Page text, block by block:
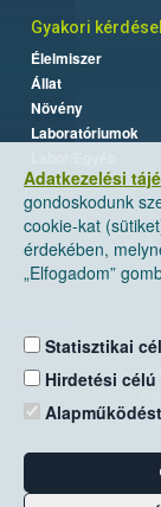
Adatkezelési
gondoskodunk
cookie-kat
érdekében,
„Elfogadom”
Statisztikai
Hirdetési
Gyakori
Élelmiszer
Állat
Növény
Laboratóriumok